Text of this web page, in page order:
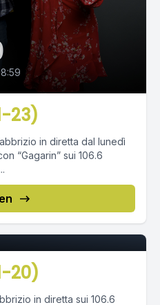
23)
in diretta dal lunedì
“Gagarin” sui 106.6
20)
in diretta sui 106.6